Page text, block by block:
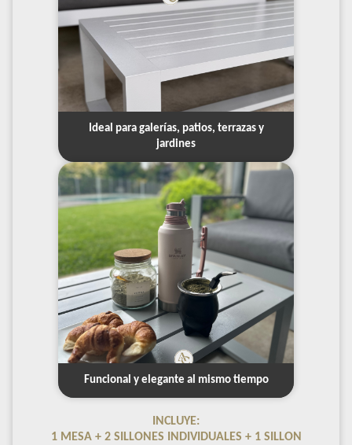
Ideal para galerías, patios, terrazas y
jardines
Funcional y elegante al mismo tiempo
INCLUYE:
1 MESA + 2 SILLONES INDIVIDUALES + 1 SILLON